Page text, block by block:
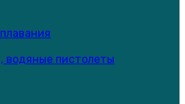
водяные пистолеты